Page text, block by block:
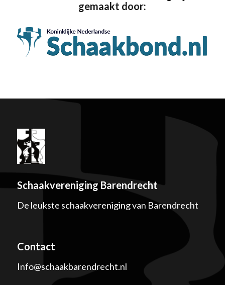
gemaakt door:
Schaakvereniging Barendrecht
De leukste schaakvereniging van Barendrecht
Contact
Info@schaakbarendrecht.nl